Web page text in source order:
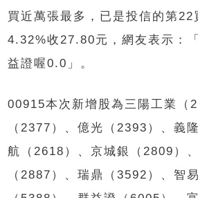
買近萬張最多，已是投信的第22
4.32%收27.80元，網友表示：
益證喔0.0」。
00915本次新增股為三陽工業（
（2377）、億光（2393）、義
航（2618）、京城銀（2809）
（2887）、瑞鼎（3592）、智